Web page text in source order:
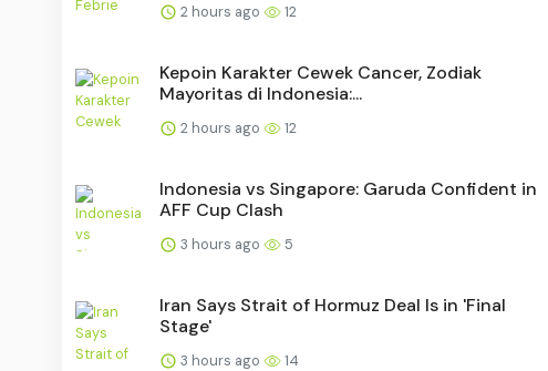
2 hours ago 12
Kepoin Karakter Cewek Cancer, Zodiak
Mayoritas di Indonesia:...
2 hours ago 12
Indonesia vs Singapore: Garuda Confident in
AFF Cup Clash
3 hours ago 5
Iran Says Strait of Hormuz Deal Is in 'Final
Stage'
3 hours ago 14